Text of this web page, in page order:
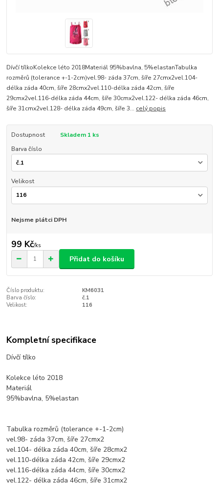
Dívčí tílkoKolekce léto 2018Materiál 95%bavlna, 5%elastanTabulka
rozměrů (tolerance +-1-2cm)vel.98- záda 37cm, šíře 27cmx2vel.104-
délka záda 40cm, šíře 28cmx2vel.110-délka záda 42cm, šíře
29cmx2vel.116-délka záda 44cm, šíře 30cmx2vel.122- délka záda 46cm,
šíře 31cmx2vel.128- délka záda 49cm, šíře 3... celý popis
Dostupnost
Skladem 1 ks
Barva číslo
Velikost
Nejsme plátci DPH
99 Kč/ks
Přidat do košíku
Číslo produktu:
KM6031
Barva číslo:
č.1
Velikost:
116
Kompletní specifikace
Dívčí tílko
Kolekce léto 2018
Materiál
95%bavlna, 5%elastan
Tabulka rozměrů (tolerance +-1-2cm)
vel.98- záda 37cm, šíře 27cmx2
vel.104- délka záda 40cm, šíře 28cmx2
vel.110-délka záda 42cm, šíře 29cmx2
vel.116-délka záda 44cm, šíře 30cmx2
vel.122- délka záda 46cm, šíře 31cmx2